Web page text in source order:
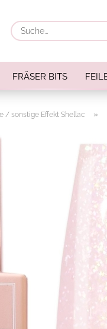
FRÄSER BITS
/ sonstige Effekt Shellac »